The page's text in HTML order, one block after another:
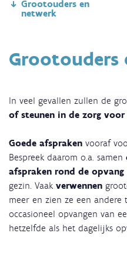
Grootouders en
netwerk
Grootouders
In veel gevallen zullen de
of steunen in de zorg
Goede afspraken vooraf
Bespreek daarom o.a. samen
afspraken rond de opvang
gezin. Vaak verwennen
meer en zien ze een andere
occasioneel opvangen van
hetzelfde als het dagelijks